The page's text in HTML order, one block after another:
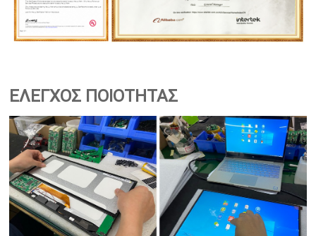
ΕΛΕΓΧΟΣ ΠΟΙΟΤΗΤΑΣ